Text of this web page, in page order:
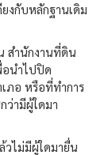
งกับหลักฐานเดิม
สำนักงานที่ดิน
อนำไปปิด
ภอ หรือที่ทำการ
ว่ามีผู้ใดมา
วไม่มีผู้ใดมายื่น